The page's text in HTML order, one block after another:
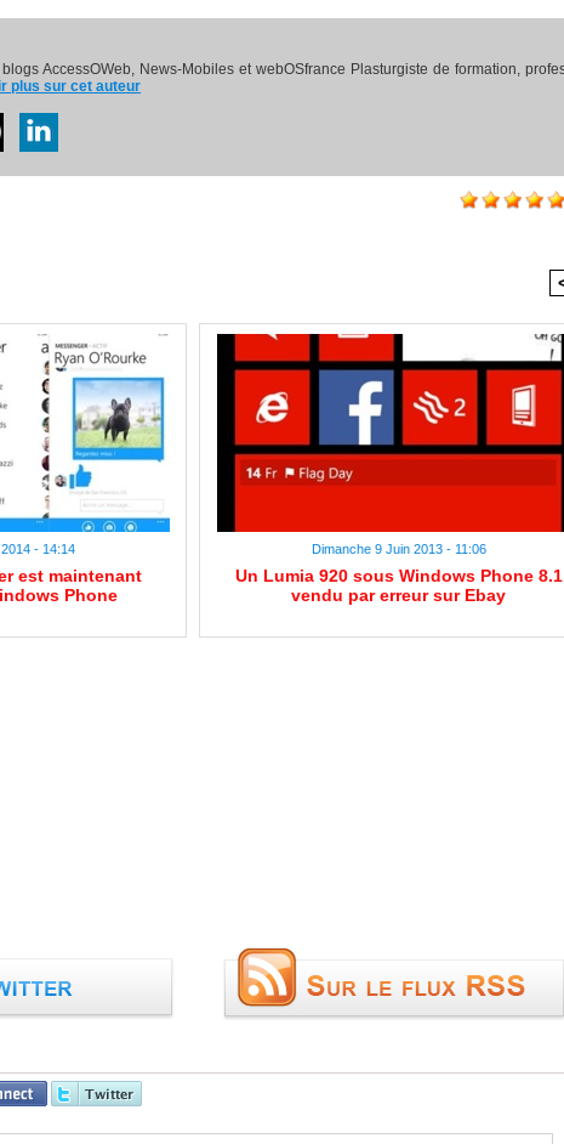
AccessOWeb, News-Mobiles et webOSfrance Plasturgiste de formation,
plus sur cet auteur
- 14:14
est maintenant
Phone
Dimanche 9 Juin 2013 - 11:06
Un Lumia 920 sous Windows Phone 8.1
vendu par erreur sur Ebay